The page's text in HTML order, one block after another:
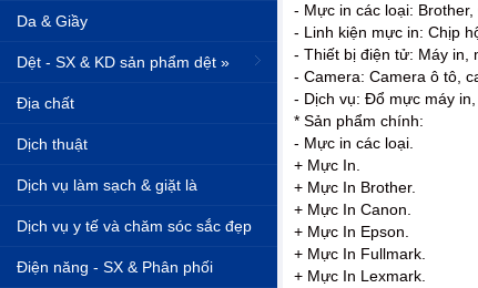
Da & Giầy
Dệt - SX & KD sản phẩm dệt »
Địa chất
Dịch thuật
Dịch vụ làm sạch & giặt là
Dịch vụ y tế và chăm sóc sắc đẹp
Điện năng - SX & Phân phối
- Mực in các loại: Brother,
- Linh kiện mực in: Chịp
- Thiết bị điện tử: Máy in,
- Camera: Camera ô tô,
- Dịch vụ: Đổ mực máy
* Sản phẩm chính:
- Mực in các loại.
+ Mực In.
+ Mực In Brother.
+ Mực In Canon.
+ Mực In Epson.
+ Mực In Fullmark.
+ Mực In Lexmark.